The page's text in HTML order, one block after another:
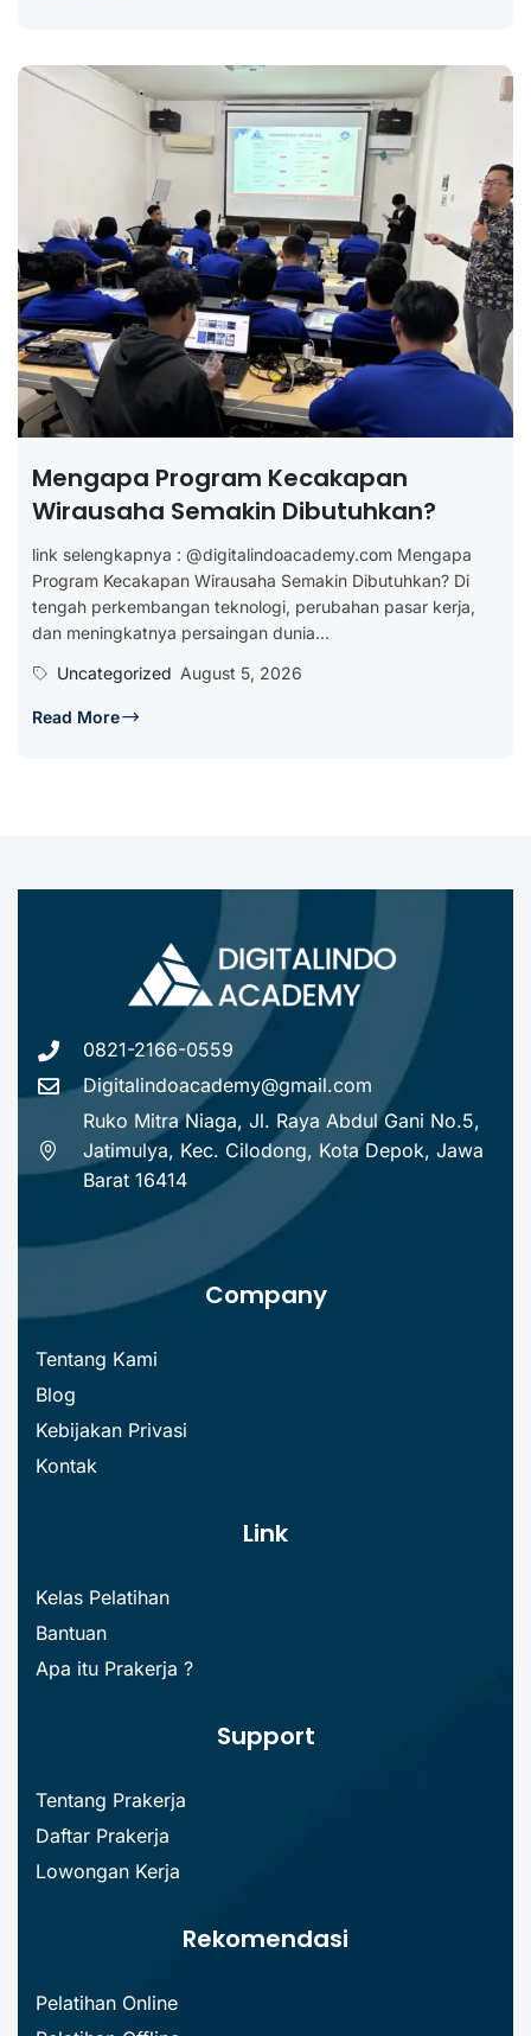
Mengapa Program Kecakapan
Wirausaha Semakin Dibutuhkan?
link selengkapnya : @digitalindoacademy.com Mengapa
Program Kecakapan Wirausaha Semakin Dibutuhkan? Di
tengah perkembangan teknologi, perubahan pasar kerja,
dan meningkatnya persaingan dunia...
Uncategorized August 5, 2026
Read More
0821-2166-0559
Digitalindoacademy@gmail.com
Ruko Mitra Niaga, Jl. Raya Abdul Gani No.5,
Jatimulya, Kec. Cilodong, Kota Depok, Jawa
Barat 16414
Company
Tentang Kami
Blog
Kebijakan Privasi
Kontak
Link
Kelas Pelatihan
Bantuan
Apa itu Prakerja ?
Support
Tentang Prakerja
Daftar Prakerja
Lowongan Kerja
Rekomendasi
Pelatihan Online